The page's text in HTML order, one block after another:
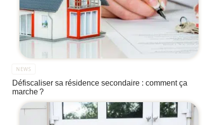
NEWS
Défiscaliser sa résidence secondaire : comment ça
marche ?